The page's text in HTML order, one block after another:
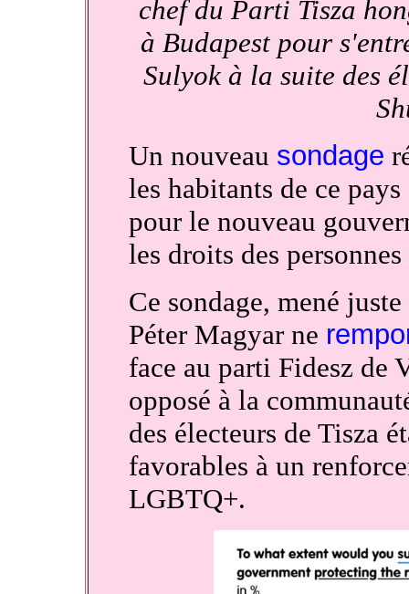
chef du Parti Tisza
à Budapest pour
Sulyok à la suite des
Un nouveau sondage
les habitants de ce
pour le nouveau
les droits des
Ce sondage, mené
Péter Magyar ne
face au parti Fidesz de
opposé à la
des électeurs de Tisza
favorables à un
LGBTQ+.